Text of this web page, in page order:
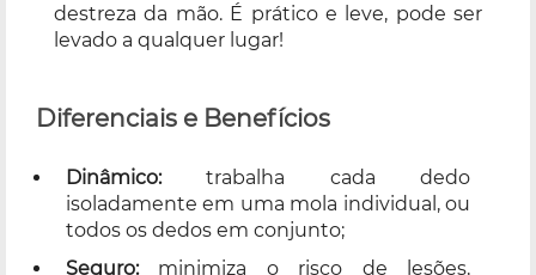
destreza da mão. É prático e leve, pode ser
levado a qualquer lugar!
Diferenciais e Benefícios
Dinâmico:trabalha cada dedo
isoladamente em uma mola individual, ou
todos os dedos em conjunto;
Seguro:minimiza o risco de lesões,